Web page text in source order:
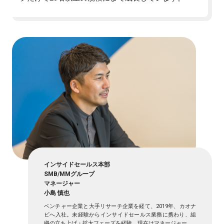
インサイドセールス本部
SMB/MMグループ
マネージャー
小島 慎也
ベンチャー企業と大手リサーチ企業を経て、2019年、カオナ
ビへ入社。未経験からインサイドセールス業務に携わり、組